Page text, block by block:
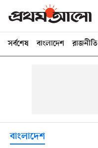
সর্বশেষ বাংলাদেশ রাজনীতি
বাংলাদেশ